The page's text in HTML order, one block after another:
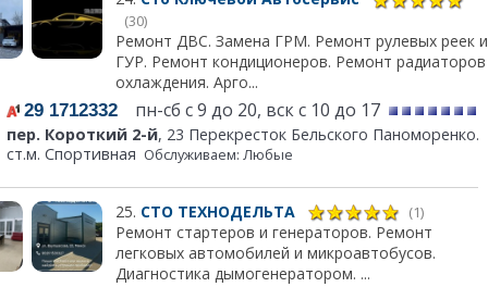
(30)
Ремонт ДВС. Замена ГРМ. Ремонт рулевых реек и
ГУР. Ремонт кондиционеров. Ремонт радиаторов
охлаждения. Арго...
29 1712332 пн-сб с 9 до 20, вск с 10 до 17
пер. Короткий 2-й, 23 Перекресток Бельского Паноморенко.
ст.м. Спортивная Обслуживаем: Любые
25. СТО ТЕХНОДЕЛЬТА (1)
Ремонт стартеров и генераторов. Ремонт
легковых автомобилей и микроавтобусов.
Диагностика дымогенератором. ...